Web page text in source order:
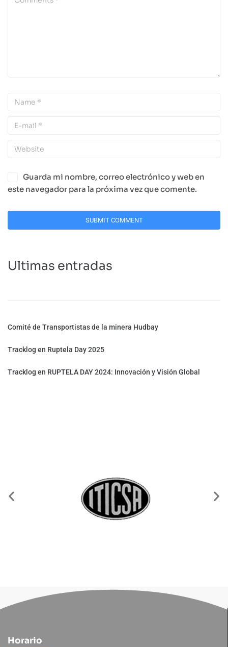
Guarda mi nombre, correo electrónico y web en
este navegador para la próxima vez que comente.
Ultimas entradas
Comité de Transportistas de la minera Hudbay
Tracklog en Ruptela Day 2025
Tracklog en RUPTELA DAY 2024: Innovación y Visión Global
Horario